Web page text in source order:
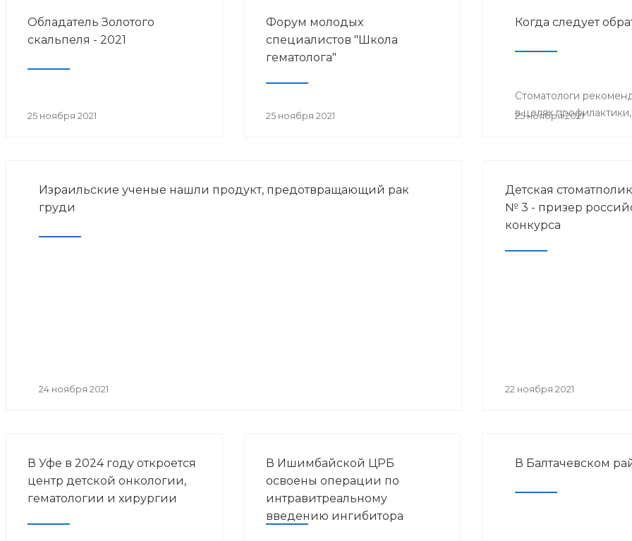
Обладатель Золотого
скальпеля - 2021
25 ноября 2021
Форум молодых
специалистов "Школа
гематолога"
25 ноября 2021
Когда следует
Стоматологи
в целях
25 ноября 2021
Израильские ученые нашли продукт, предотвращающий рак
груди
24 ноября 2021
Детская
№ 3 - призер
конкурса
22 ноября 2021
В Уфе в 2024 году откроется
центр детской онкологии,
гематологии и хирургии
В Ишимбайской ЦРБ
освоены операции по
интравитреальному
введению ингибитора
В Балтачевском